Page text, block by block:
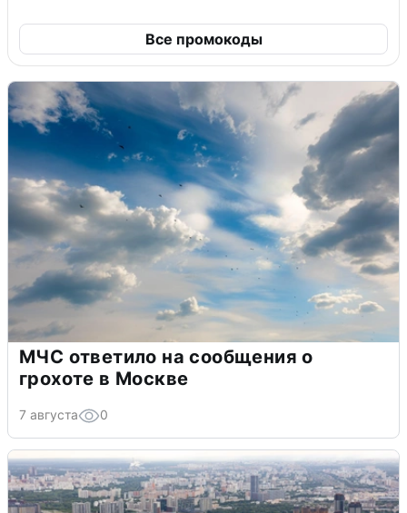
Все промокоды
МЧС ответило на сообщения о
грохоте в Москве
7 августа 0